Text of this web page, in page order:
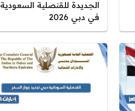
الجديدة للقنصلية السعودية
في دبي 2026